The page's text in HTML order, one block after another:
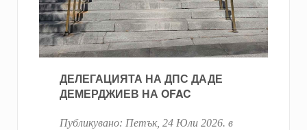
ДЕЛЕГАЦИЯТА НА ДПС ДАДЕ
ДЕМЕРДЖИЕВ НА OFAC
Публикувано: Петък, 24 Юли 2026. в